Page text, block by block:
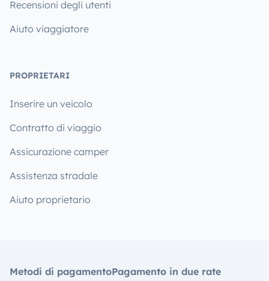
Recensioni degli utenti
Aiuto viaggiatore
PROPRIETARI
Inserire un veicolo
Contratto di viaggio
Assicurazione camper
Assistenza stradale
Aiuto proprietario
Metodi di pagamentoPagamento in due rate